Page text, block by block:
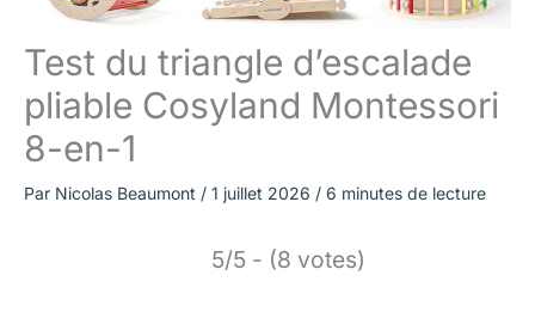
Test du triangle d’escalade
pliable Cosyland Montessori
8-en-1
Par Nicolas Beaumont / 1 juillet 2026 / 6 minutes de lecture
5/5 - (8 votes)